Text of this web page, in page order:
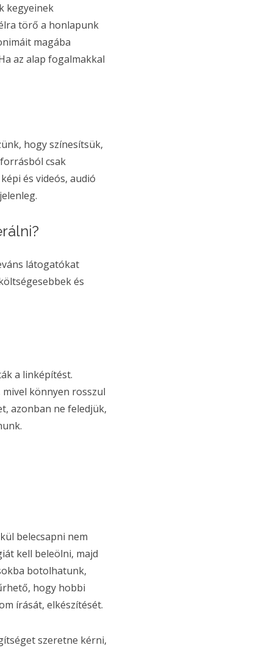
kegyeinek
törő a honlapunk
magába
az alap fogalmakkal
hogy színesítsük,
csak
és videós, audió
látogatókat
és
a linképítést.
könnyen rosszul
azonban ne feledjük,
belecsapni nem
kell beleölni, majd
botolhatunk,
hogy hobbi
írását, elkészítését.
szeretne kérni,